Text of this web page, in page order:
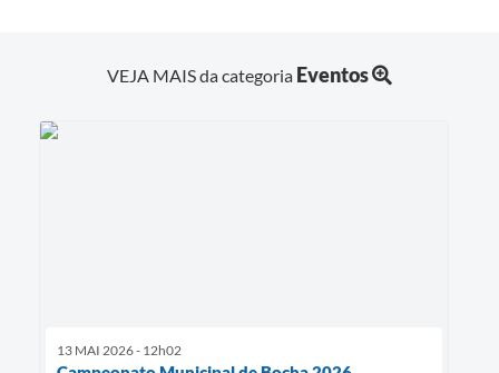
VEJA MAIS da categoria Eventos
13 MAI 2026 - 12h02